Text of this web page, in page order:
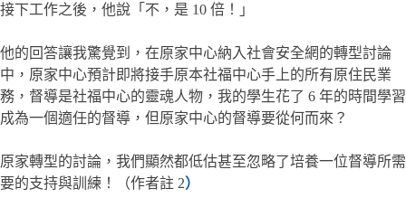
接下工作之後，他說「不，是 10 倍！」
他的回答讓我驚覺到，在原家中心納入社會安全網的轉型討論
中，原家中心預計即將接手原本社福中心手上的所有原住民業
務，督導是社福中心的靈魂人物，我的學生花了 6 年的時間學習
成為一個適任的督導，但原家中心的督導要從何而來？
原家轉型的討論，我們顯然都低估甚至忽略了培養一位督導所需
要的支持與訓練！（作者註 2）